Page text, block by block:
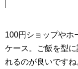
100円ショップやホ
ケース。ご飯を型
れるのが良いですね